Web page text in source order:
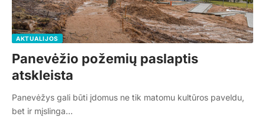
AKTUALIJOS
Panevėžio požemių paslaptis
atskleista
Panevėžys gali būti įdomus ne tik matomu kultūros paveldu,
bet ir mįslinga…